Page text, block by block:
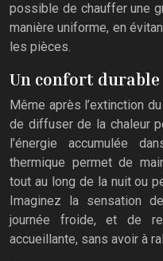
possible de chauffer une
manière uniforme, en
les pièces.
Un confort durable
Même après l’extinction
de diffuser de la chaleur
l’énergie accumulée
thermique permet de
tout au long de la nuit ou
Imaginez la sensation
journée froide, et de
accueillante, sans avoir à